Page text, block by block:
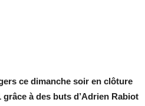
ce dimanche soir en clôture
à des buts d’Adrien Rabiot